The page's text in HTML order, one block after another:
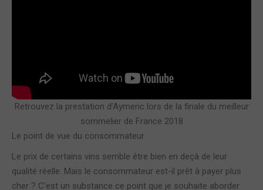
Retrouvez la prestation d’Aymeric lors de la finale du meilleur
sommelier de France 2018
Le point de vue du consommateur
Le prix de certains vins semble être bien en deçà de leur
qualité réelle. Mais le consommateur est-il prêt à payer plus
cher ? C’est un substance ce point que je souhaite aborder